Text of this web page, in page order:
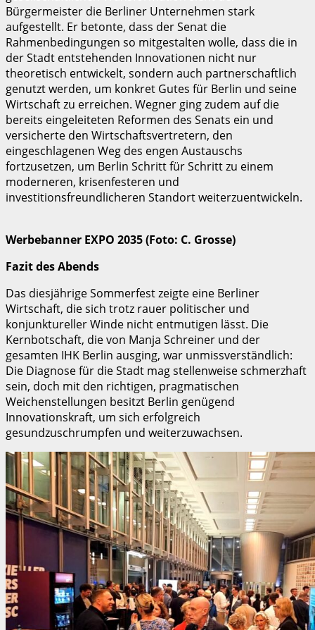
Bürgermeister die Berliner Unternehmen stark
aufgestellt. Er betonte, dass der Senat die
Rahmenbedingungen so mitgestalten wolle, dass die in
der Stadt entstehenden Innovationen nicht nur
theoretisch entwickelt, sondern auch partnerschaftlich
genutzt werden, um konkret Gutes für Berlin und seine
Wirtschaft zu erreichen. Wegner ging zudem auf die
bereits eingeleiteten Reformen des Senats ein und
versicherte den Wirtschaftsvertretern, den
eingeschlagenen Weg des engen Austauschs
fortzusetzen, um Berlin Schritt für Schritt zu einem
moderneren, krisenfesteren und
investitionsfreundlicheren Standort weiterzuentwickeln.
Werbebanner EXPO 2035 (Foto: C. Grosse)
Fazit des Abends
Das diesjährige Sommerfest zeigte eine Berliner
Wirtschaft, die sich trotz rauer politischer und
konjunktureller Winde nicht entmutigen lässt. Die
Kernbotschaft, die von Manja Schreiner und der
gesamten IHK Berlin ausging, war unmissverständlich:
Die Diagnose für die Stadt mag stellenweise schmerzhaft
sein, doch mit den richtigen, pragmatischen
Weichenstellungen besitzt Berlin genügend
Innovationskraft, um sich erfolgreich
gesundzuschrumpfen und weiterzuwachsen.